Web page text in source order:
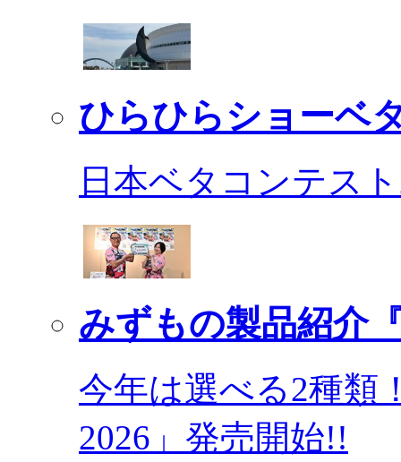
ひらひらショーベ
日本ベタコンテス
みずもの製品紹介
今年は選べる2種類
2026」発売開始!!